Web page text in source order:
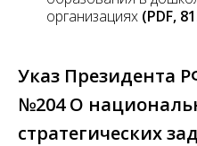
организациях (PDF,
Указ Президента
№204 О
стратегических